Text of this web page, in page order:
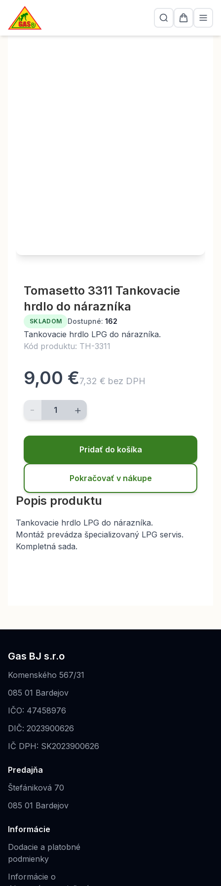
Tomasetto 3311 Tankovacie
hrdlo do nárazníka
SKLADOM Dostupné: 162
Tankovacie hrdlo LPG do nárazníka.
Kód produktu: TH-3311
9,00 €7,32 € bez DPH
- +
Pridať do košíka
Pokračovať v nákupe
Popis produktu
Tankovacie hrdlo LPG do nárazníka.
Montáž prevádza špecializovaný LPG servis.
Kompletná sada.
Gas BJ s.r.o
Komenského 567/31
085 01 Bardejov
IČO: 47458976
DIČ: 2023900626
IČ DPH: SK2023900626
Predajňa
Štefániková 70
085 01 Bardejov
Informácie
Dodacie a platobné
podmienky
Informácie o